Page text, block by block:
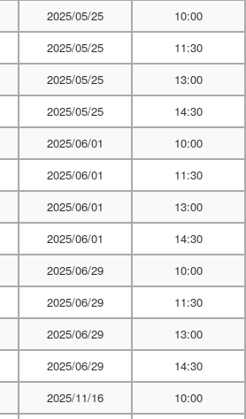
2025/05/25 10:00
2025/05/25 11:30
2025/05/25 13:00
2025/05/25 14:30
2025/06/01 10:00
2025/06/01 11:30
2025/06/01 13:00
2025/06/01 14:30
2025/06/29 10:00
2025/06/29 11:30
2025/06/29 13:00
2025/06/29 14:30
2025/11/16 10:00